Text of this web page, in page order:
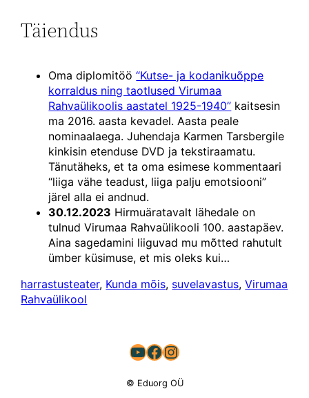
Täiendus
Oma diplomitöö“Kutse- ja kodanikuõppe
korraldus ning taotlused Virumaa
Rahvaülikoolis aastatel 1925-1940” kaitsesin
ma 2016. aasta kevadel. Aasta peale
nominaalaega. Juhendaja Karmen Tarsbergile
kinkisin etenduse DVD ja tekstiraamatu.
Tänutäheks, et ta oma esimese kommentaari
“liiga vähe teadust, liiga palju emotsiooni”
järel alla ei andnud.
30.12.2023 Hirmuäratavalt lähedale on
tulnud Virumaa Rahvaülikooli 100. aastapäev.
Aina sagedamini liiguvad mu mõtted rahutult
ümber küsimuse, et mis oleks kui…
harrastusteater, Kunda mõis, suvelavastus, Virumaa
Rahvaülikool
YouTube
Facebook
Instagram
© Eduorg OÜ